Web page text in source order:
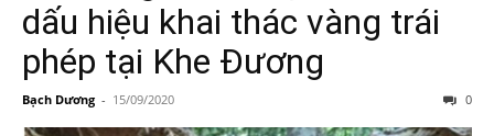
dấu hiệu khai thác vàng trái
phép tại Khe Đương
Bạch Dương - 15/09/2020 0